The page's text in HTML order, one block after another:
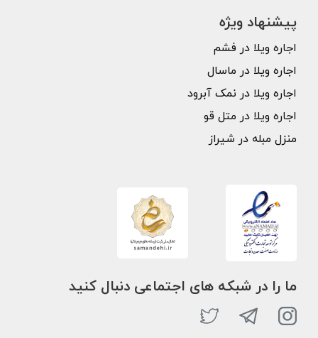
پیشنهاد ویژه
اجاره ویلا در فشم
اجاره ویلا در ماسال
اجاره ویلا در نمک آبرود
اجاره ویلا در متل قو
منزل مبله در شیراز
ما را در شبکه های اجتماعی دنبال کنید